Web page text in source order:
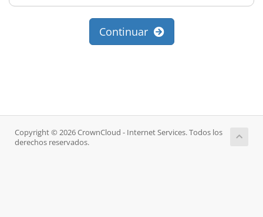
Continuar
Copyright © 2026 CrownCloud - Internet Services. Todos los
derechos reservados.